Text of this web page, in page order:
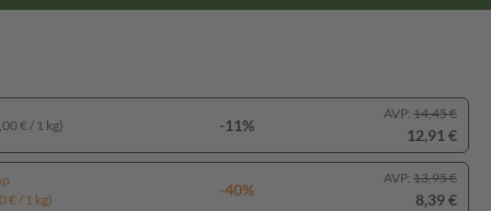
€ / 1 kg) -11%
AVP: 14,45 €
12,91 €
€ / 1 kg)
-40%
AVP: 13,95 €
8,39 €